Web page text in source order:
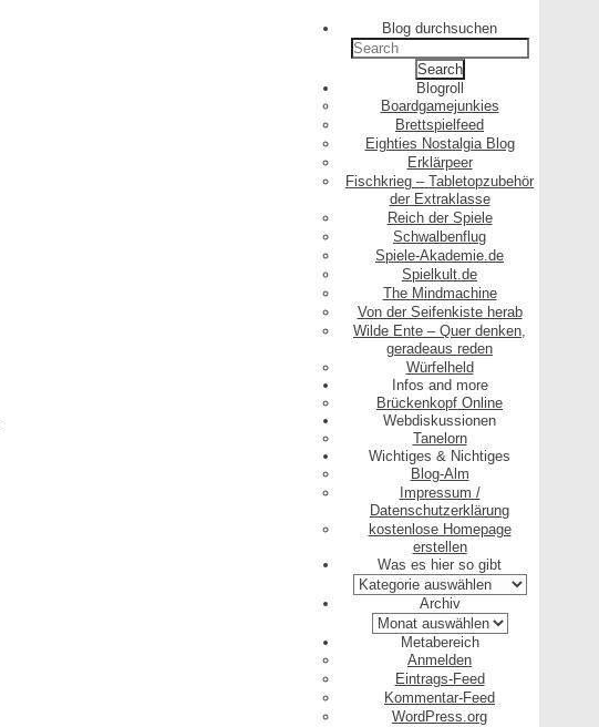
Blog durchsuchen
Search
for:
Blogroll
Boardgamejunkies
Brettspielfeed
Eighties Nostalgia Blog
Erklärpeer
Fischkrieg – Tabletopzubehör
der Extraklasse
Reich der Spiele
Schwalbenflug
Spiele-Akademie.de
Spielkult.de
The Mindmachine
Von der Seifenkiste herab
Wilde Ente – Quer denken,
geradeaus reden
Würfelheld
Infos and more
Brückenkopf Online
Webdiskussionen
Tanelorn
Wichtiges & Nichtiges
Blog-Alm
Impressum /
Datenschutzerklärung
kostenlose Homepage
erstellen
Was es hier so gibt
Was
es
hier
Archiv
Archiv
Metabereich
Anmelden
Eintrags-Feed
Kommentar-Feed
WordPress.org